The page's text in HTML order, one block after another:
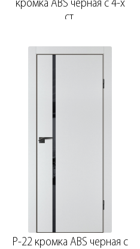
кромка ABS черная c 4-х
ст.
P-22 кромка ABS черная c